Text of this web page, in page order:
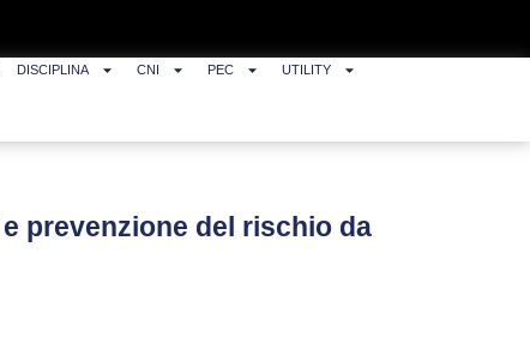
DISCIPLINA CNI PEC UTILITY
prevenzione del rischio da